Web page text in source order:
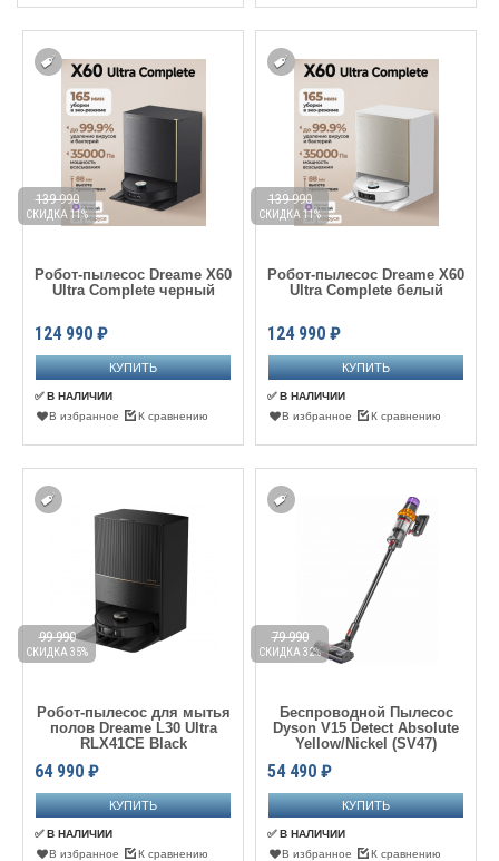
Робот-пылесос Dreame X60
Ultra Complete черный
124 990 ₽
139 990
СКИДКА 11%
✅ В НАЛИЧИИ
В избранное
К сравнению
Робот-пылесос Dreame X60
Ultra Complete белый
124 990 ₽
139 990
СКИДКА 11%
✅ В НАЛИЧИИ
В избранное
К сравнению
Робот-пылесос для мытья
полов Dreame L30 Ultra
RLX41CE Black
64 990 ₽
99 990
СКИДКА 35%
✅ В НАЛИЧИИ
В избранное
К сравнению
Беспроводной Пылесос
Dyson V15 Detect Absolute
Yellow/Nickel (SV47)
54 490 ₽
79 990
СКИДКА 32%
✅ В НАЛИЧИИ
В избранное
К сравнению